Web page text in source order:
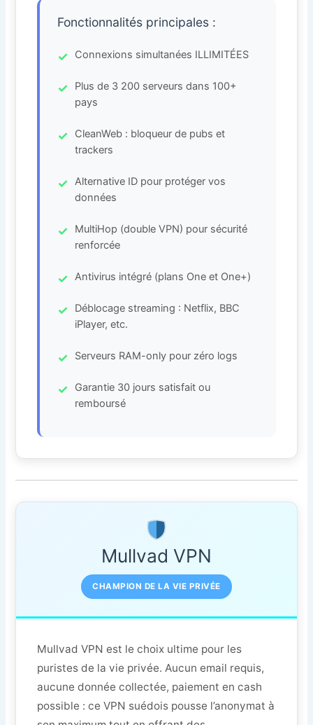
Fonctionnalités principales :
Connexions simultanées ILLIMITÉES
Plus de 3 200 serveurs dans 100+
pays
CleanWeb : bloqueur de pubs et
trackers
Alternative ID pour protéger vos
données
MultiHop (double VPN) pour sécurité
renforcée
Antivirus intégré (plans One et One+)
Déblocage streaming : Netflix, BBC
iPlayer, etc.
Serveurs RAM-only pour zéro logs
Garantie 30 jours satisfait ou
remboursé
Mullvad VPN
CHAMPION DE LA VIE PRIVÉE
Mullvad VPN est le choix ultime pour les
puristes de la vie privée. Aucun email requis,
aucune donnée collectée, paiement en cash
possible : ce VPN suédois pousse l’anonymat à